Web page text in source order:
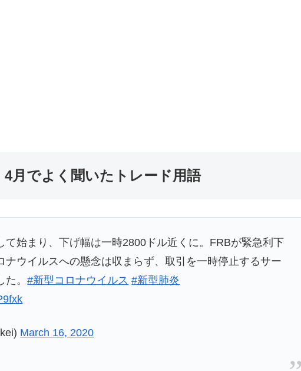
4月でよく聞いたトレード用語
て始まり、下げ幅は一時2800ドル近くに。FRBが緊急利下
ナウイルスへの懸念は収まらず、取引を一時停止するサー
た。#新型コロナウイルス #新型肺炎
March 16, 2020